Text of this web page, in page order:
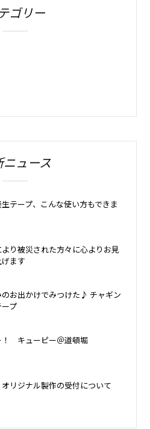
ゴリー
ニュース
テープ、こんな使い方もできま
り被災された方々に心よりお見
ます
のお出かけでみつけた♪ チャギン
ープ
！ キューピー＠道頓堀
オリジナル製作の受付について